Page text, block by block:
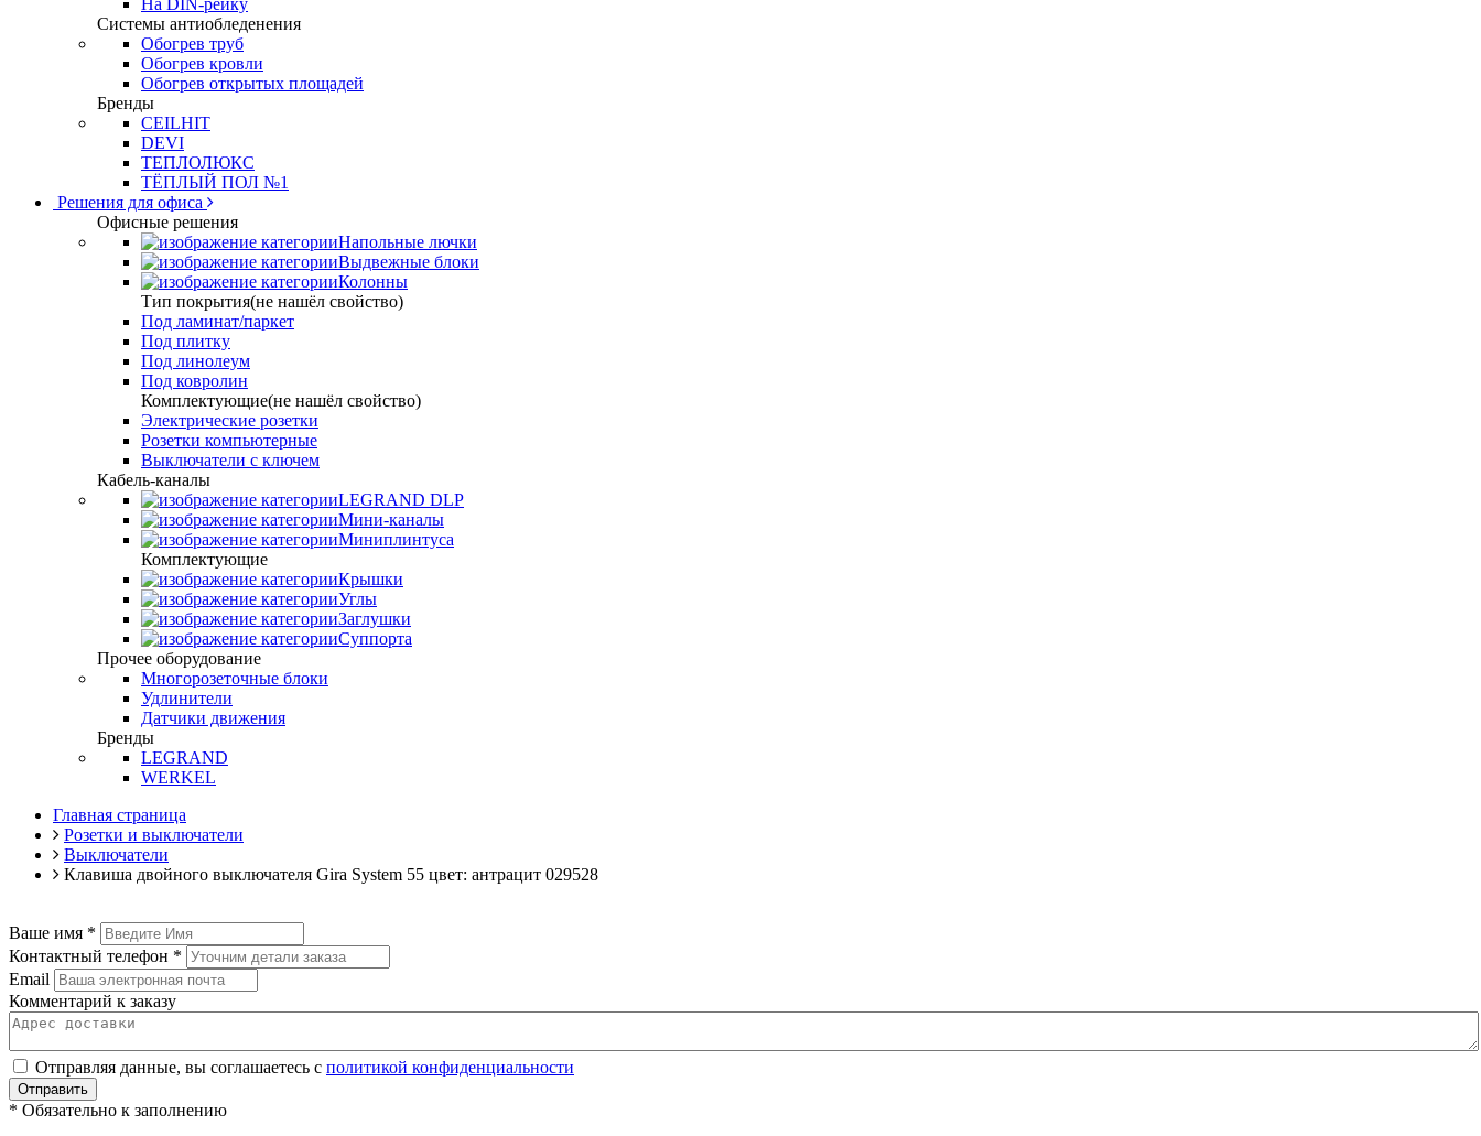
На DIN-рейку
Системы антиобледенения
Обогрев труб
Обогрев кровли
Обогрев открытых площадей
Бренды
CEILHIT
DEVI
ТЕПЛОЛЮКС
ТЁПЛЫЙ ПОЛ №1
Решения для офиса
Офисные решения
Напольные лючки
Выдвежные блоки
Колонны
Тип покрытия(не нашёл свойство)
Под ламинат/паркет
Под плитку
Под линолеум
Под ковролин
Комплектующие(не нашёл свойство)
Электрические розетки
Розетки компьютерные
Выключатели с ключем
Кабель-каналы
LEGRAND DLP
Мини-каналы
Миниплинтуса
Комплектующие
Крышки
Углы
Заглушки
Суппорта
Прочее оборудование
Многорозеточные блоки
Удлинители
Датчики движения
Бренды
LEGRAND
WERKEL
Главная страница
Розетки и выключатели
Выключатели
Клавиша двойного выключателя Gira System 55 цвет: антрацит 029528
Ваше имя *
Контактный телефон *
Email
Комментарий к заказу
Отправляя данные, вы соглашаетесь с политикой конфиденциальности
Отправить
* Обязательно к заполнению